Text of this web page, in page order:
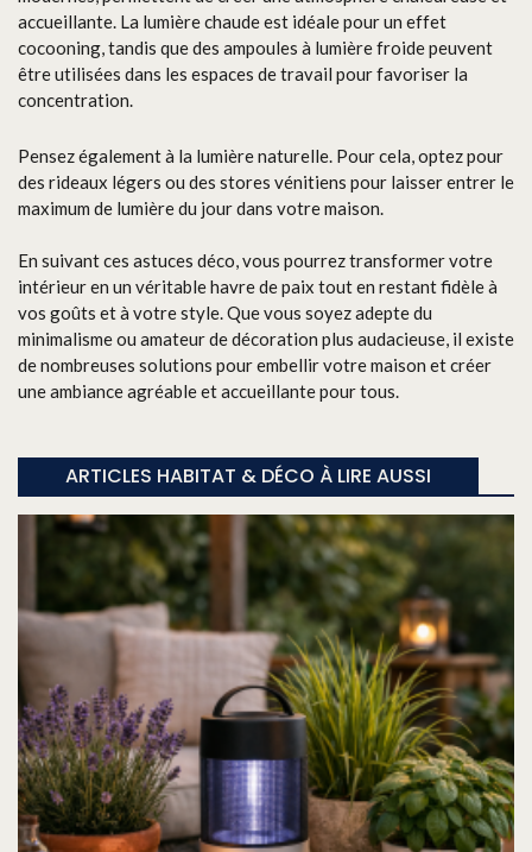
accueillante. La lumière chaude est idéale pour un effet
cocooning, tandis que des ampoules à lumière froide peuvent
être utilisées dans les espaces de travail pour favoriser la
concentration.
Pensez également à la lumière naturelle. Pour cela, optez pour
des rideaux légers ou des stores vénitiens pour laisser entrer le
maximum de lumière du jour dans votre maison.
En suivant ces astuces déco, vous pourrez transformer votre
intérieur en un véritable havre de paix tout en restant fidèle à
vos goûts et à votre style. Que vous soyez adepte du
minimalisme ou amateur de décoration plus audacieuse, il existe
de nombreuses solutions pour embellir votre maison et créer
une ambiance agréable et accueillante pour tous.
ARTICLES HABITAT & DÉCO À LIRE AUSSI